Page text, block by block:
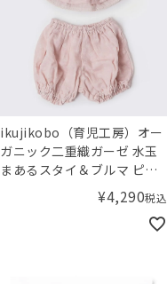
ikujikobo（育児工房）オー
ガニック二重織ガーゼ 水玉
まあるスタイ＆ブルマ ピン
¥4,290税込